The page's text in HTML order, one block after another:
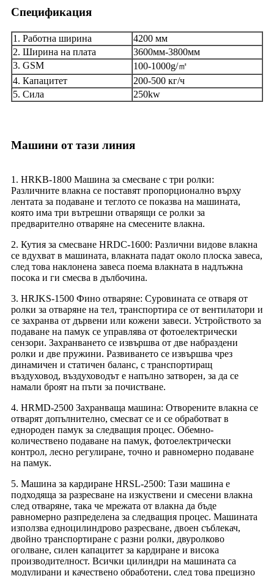
Спецификация
1. Работна ширина
4200 мм
2. Ширина на плата
3600мм-3800мм
3. GSM
100-1000g/㎡
4. Капацитет
200-500 кг/ч
5. Сила
250kw
Машини от тази линия
1. HRKB-1800 Машина за смесване с три ролки:
Различните влакна се поставят пропорционално върху
лентата за подаване и теглото се показва на машината,
която има три вътрешни отварящи се ролки за
предварително отваряне на смесените влакна.
2. Кутия за смесване HRDC-1600: Различни видове влакна
се вдухват в машината, влакната падат около плоска завеса,
след това наклонена завеса поема влакната в надлъжна
посока и ги смесва в дълбочина.
3. HRJKS-1500 Фино отваряне: Суровината се отваря от
ролки за отваряне на тел, транспортира се от вентилатори и
се захранва от дървени или кожени завеси. Устройството за
подаване на памук се управлява от фотоелектрически
сензори. Захранването се извършва от две набраздени
ролки и две пружини. Развиването се извършва чрез
динамичен и статичен баланс, с транспортиращ
въздуховод, въздуховодът е напълно затворен, за да се
намали броят на пъти за почистване.
4. HRMD-2500 Захранваща машина: Отворените влакна се
отварят допълнително, смесват се и се обработват в
еднороден памук за следващия процес. Обемно-
количествено подаване на памук, фотоелектрически
контрол, лесно регулиране, точно и равномерно подаване
на памук.
5. Машина за кардиране HRSL-2500: Тази машина е
подходяща за разресване на изкуствени и смесени влакна
след отваряне, така че мрежата от влакна да бъде
равномерно разпределена за следващия процес. Машината
използва едноцилиндрово разресване, двоен съблекач,
двойно транспортиране с разни ролки, двуролково
оголване, силен капацитет за кардиране и висока
производителност. Всички цилиндри на машината са
модулирани и качествено обработени, след това прецизно